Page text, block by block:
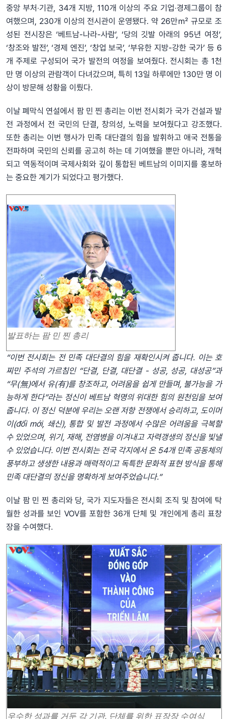
중앙 부처‧기관, 34개 지방, 110개 이상의 주요 기업‧경제그룹이 참
여했으며, 230개 이상의 전시관이 운영됐다. 약 26만㎡ 규모로 조
성된 전시장은 ‘베트남-나라-사람’, ‘당의 깃발 아래의 95년 여정’,
‘창조와 발전’, ‘경제 엔진’, ‘창업 보국’, ‘부유한 지방-강한 국가’ 등 6
개 주제로 구성되어 국가 발전의 여정을 보여줬다. 전시회는 총 1천
만 명 이상의 관람객이 다녀갔으며, 특히 13일 하루에만 130만 명 이
상이 방문해 성황을 이뤘다.
이날 폐막식 연설에서 팜 민 찐 총리는 이번 전시회가 국가 건설과 발
전 과정에서 전 국민의 단결, 창의성, 노력을 보여줬다고 강조했다.
또한 총리는 이번 행사가 민족 대단결의 힘을 발휘하고 애국 전통을
전파하며 국민의 신뢰를 공고히 하는 데 기여했을 뿐만 아니라, 개혁
되고 역동적이며 국제사회와 깊이 통합된 베트남의 이미지를 홍보하
는 중요한 계기가 되었다고 평가했다.
발표하는 팜 민 찐 총리
“이번 전시회는 전 민족 대단결의 힘을 재확인시켜 줍니다. 이는 호
찌민 주석의 가르침인 “단결, 단결, 대단결 - 성공, 성공, 대성공”과
“무(無)에서 유(有)를 창조하고, 어려움을 쉽게 만들며, 불가능을 가
능하게 한다”라는 정신이 베트남 혁명의 위대한 힘의 원천임을 보여
줍니다. 이 정신 덕분에 우리는 오랜 저항 전쟁에서 승리하고, 도이머
이(đổi mới, 쇄신), 통합 및 발전 과정에서 수많은 어려움을 극복할
수 있었으며, 위기, 재해, 전염병을 이겨내고 자력갱생의 정신을 빛낼
수 있었습니다. 이번 전시회는 전국 각지에서 온 54개 민족 공동체의
풍부하고 생생한 내용과 매력적이고 독특한 문화적 표현 방식을 통해
민족 대단결의 정신을 명확하게 보여주었습니다.”
이날 팜 민 찐 총리와 당, 국가 지도자들은 전시회 조직 및 참여에 탁
월한 성과를 보인 VOV를 포함한 36개 단체 및 개인에게 총리 표창
장을 수여했다.
우수한 성과를 거둔 각 기관, 단체를 위한 표장장 수여식